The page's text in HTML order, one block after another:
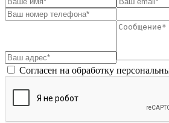
Согласен на обработку